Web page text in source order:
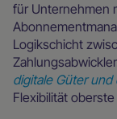
für Unternehmen
Logikschicht
digitale Güter
Flexibilität